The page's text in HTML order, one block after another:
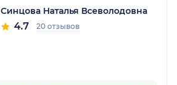
Синцова Наталья Всеволодовна
4.7 20 отзывов